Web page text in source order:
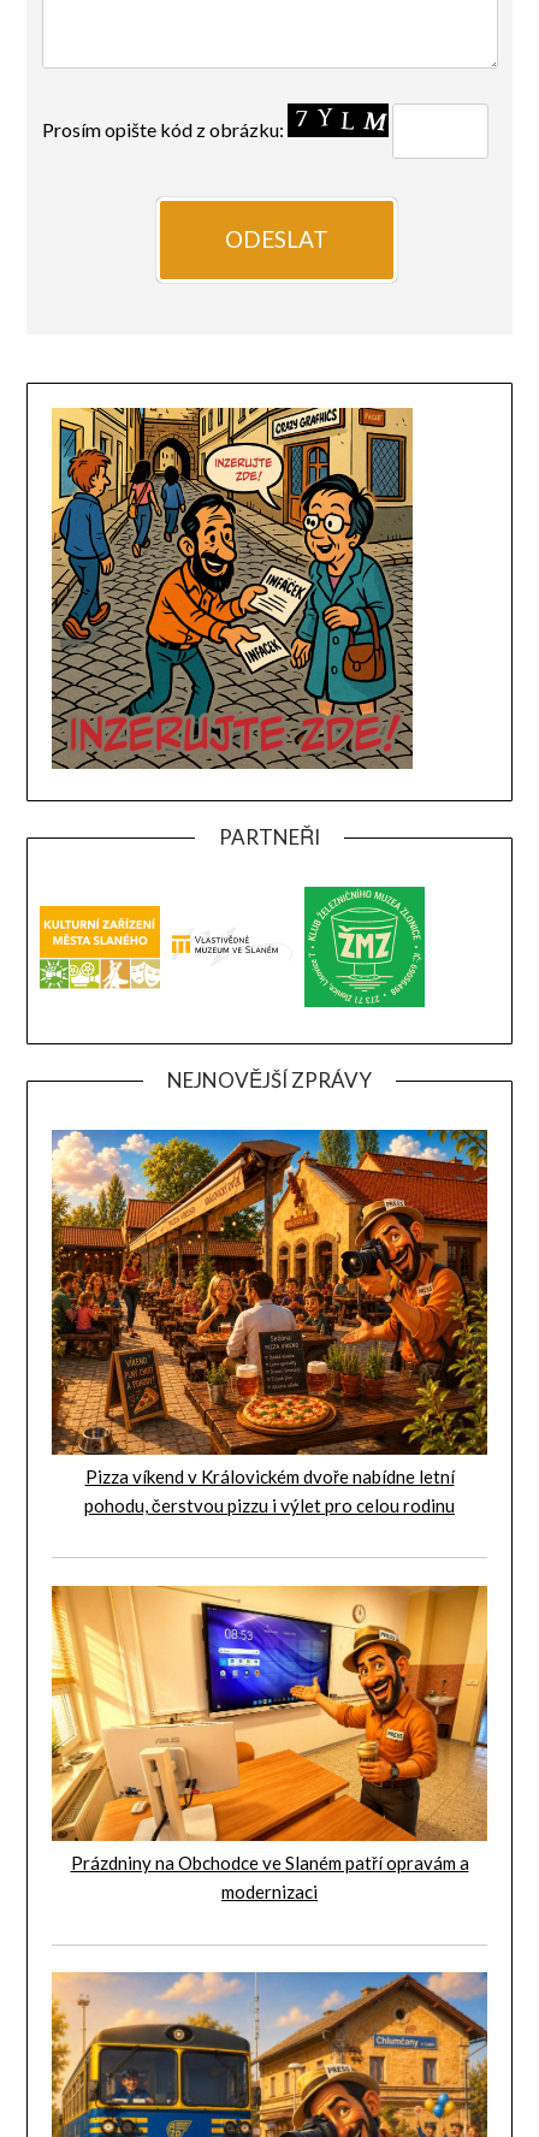
Prosím opište kód z obrázku:
PARTNEŘI
NEJNOVĚJŠÍ ZPRÁVY
Pizza víkend v Královickém dvoře nabídne letní
pohodu, čerstvou pizzu i výlet pro celou rodinu
Prázdniny na Obchodce ve Slaném patří opravám a
modernizaci